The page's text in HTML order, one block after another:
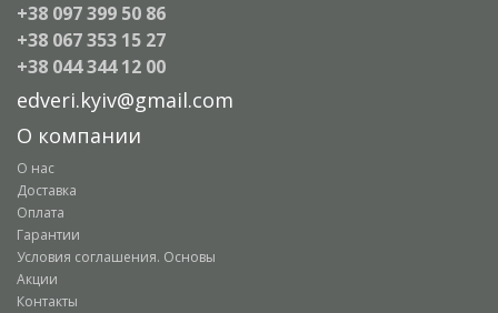
+38 097 399 50 86
+38 067 353 15 27
+38 044 344 12 00
edveri.kyiv@gmail.com
О компании
О нас
Доставка
Оплата
Гарантии
Условия соглашения. Основы
Акции
Контакты